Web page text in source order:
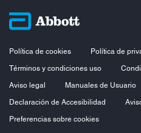
Política de cookies
Política de
Términos y condiciones uso
Aviso legal
Manuales de Usuario
Declaración de Accesibilidad
Preferencias sobre cookies